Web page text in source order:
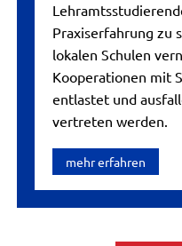
Praxiserfahrung zu
lokalen Schulen
Kooperationen mit
entlastet und
vertreten werden.
mehr erfahren